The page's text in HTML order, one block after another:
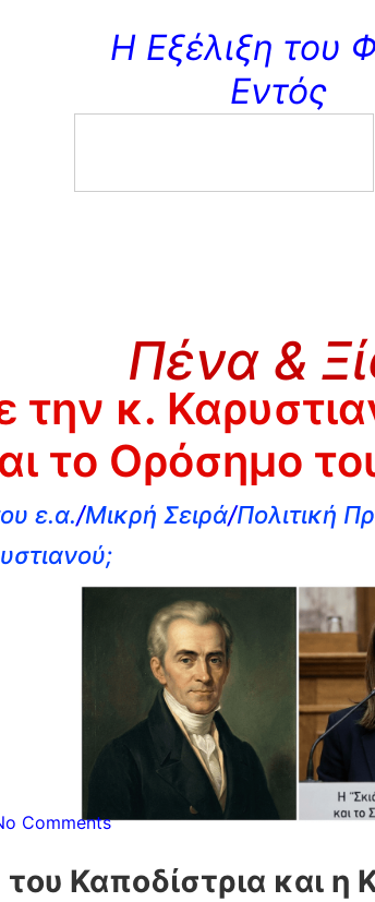
Η Εξέλιξη του
Εντός
Πένα &
την κ.
το Ορόσημο
ε.α./Μικρή Σειρά/Πολιτική
Comments
Καποδίστρια και η